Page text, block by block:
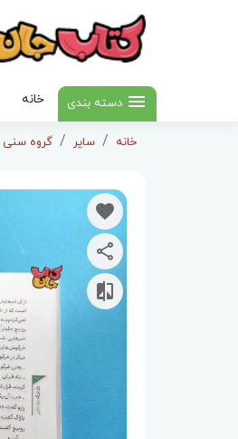
دسته بندی خانه
خانه سایر گروه سنی